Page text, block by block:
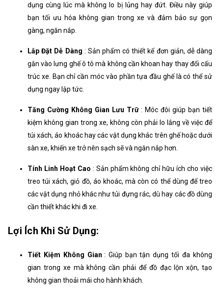
dụng cùng lúc mà không lo bị lủng hay đứt. Điều này giúp
bạn tối ưu hóa không gian trong xe và đảm bảo sự gọn
gàng, ngăn nắp.
Lắp Đặt Dễ Dàng : Sản phẩm có thiết kế đơn giản, dễ dàng
gắn vào lưng ghế ô tô mà không cần khoan hay thay đổi cấu
trúc xe. Bạn chỉ cần móc vào phần tựa đầu ghế là có thể sử
dụng ngay lập tức.
Tăng Cường Không Gian Lưu Trữ : Móc đôi giúp bạn tiết
kiệm không gian trong xe, không còn phải lo lắng về việc để
túi xách, áo khoác hay các vật dụng khác trên ghế hoặc dưới
sàn xe, khiến xe trở nên sạch sẽ và ngăn nắp hơn.
Tính Linh Hoạt Cao : Sản phẩm không chỉ hữu ích cho việc
treo túi xách, giỏ đồ, áo khoác, mà còn có thể dùng để treo
các vật dụng nhỏ khác như túi đựng rác, dù hay các đồ dùng
cần thiết khác khi đi xe.
Lợi Ích Khi Sử Dụng:
Tiết Kiệm Không Gian : Giúp bạn tận dụng tối đa không
gian trong xe mà không cần phải để đồ đạc lộn xộn, tạo
không gian thoải mái cho hành khách.